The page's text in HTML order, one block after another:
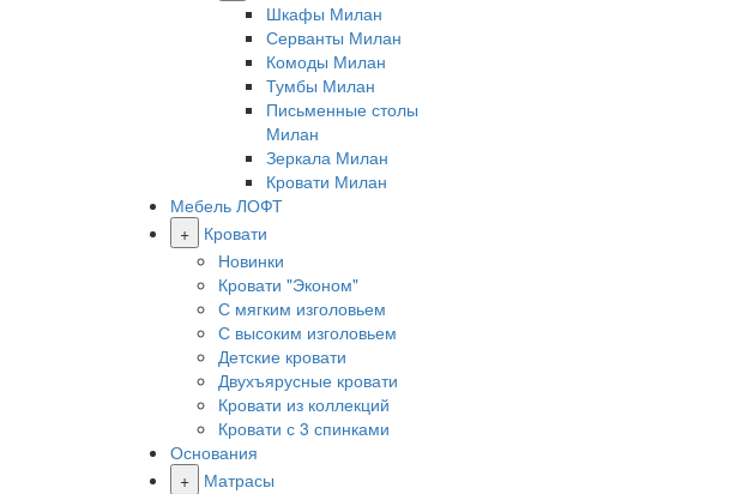
Шкафы Милан
Серванты Милан
Комоды Милан
Тумбы Милан
Письменные столы
Милан
Зеркала Милан
Кровати Милан
Мебель ЛОФТ
+
Кровати
Новинки
Кровати "Эконом"
С мягким изголовьем
С высоким изголовьем
Детские кровати
Двухъярусные кровати
Кровати из коллекций
Кровати с 3 спинками
Основания
+
Матрасы